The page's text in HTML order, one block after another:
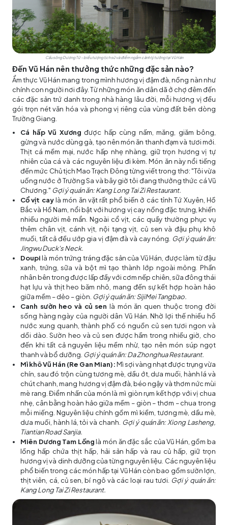
Cầu sông Dương Tử – biểu tượng lịch sử và điểm ngắm cảnh lý tưởng tại Vũ Hán
Đến Vũ Hán nên thưởng thức những đặc sản nào?
Ẩm thực Vũ Hán mang trong mình hương vị đậm đà, nồng nàn như
chính con người nơi đây. Từ những món ăn dân dã ở chợ đêm đến
các đặc sản trứ danh trong nhà hàng lâu đời, mỗi hương vị đều
gói trọn nét văn hóa và phong vị riêng của vùng đất bên dòng
Trường Giang.
Cá hấp Vũ Xương được hấp cùng nấm, măng, giăm bông,
gừng và nước dùng gà, tạo nên món ăn thanh đạm và tươi mới.
Thịt cá mềm mại, nước hấp nhẹ nhàng, giữ trọn hương vị tự
nhiên của cá và các nguyên liệu đi kèm. Món ăn này nổi tiếng
đến mức Chủ tịch Mao Trạch Đông từng viết trong thơ: "Tôi vừa
uống nước ở Trường Sa và bây giờ tôi đang thưởng thức cá Vũ
Chương." Gợi ý quán ăn: Kang Long Tai Zi Restaurant.
Cổ vịt caylà món ăn vặt rất phổ biến ở các tỉnh Tứ Xuyên, Hồ
Bắc và Hồ Nam, nổi bật với hương vị cay nồng đặc trưng, khiến
nhiều người mê mẩn. Ngoài cổ vịt, các quầy thường phục vụ
thêm chân vịt, cánh vịt, nội tạng vịt, củ sen và đậu phụ khô
muối, tất cả đều ướp gia vị đậm đà và cay nóng. Gợi ý quán ăn:
Jingwu Duck's Neck.
Doupilà món trứng tráng đặc sản của Vũ Hán, được làm từ đậu
xanh, trứng, sữa và bột mì tạo thành lớp ngoài mỏng. Phần
nhân bên trong được lấp đầy với cơm nếp chiên, sữa đông thái
hạt lựu và thịt heo băm nhỏ, mang đến sự kết hợp hoàn hảo
giữa mềm – dẻo – giòn. Gợi ý quán ăn: SijiMei Tangbao.
Canh sườn heo và củ sen là món ăn quen thuộc trong đời
sống hàng ngày của người dân Vũ Hán. Nhờ lợi thế nhiều hồ
nước xung quanh, thành phố có nguồn củ sen tươi ngon và
dồi dào. Sườn heo và củ sen được hầm trong nhiều giờ, cho
đến khi tất cả nguyên liệu mềm nhừ, tạo nên món súp ngọt
thanh và bổ dưỡng. Gợi ý quán ăn: Da Zhonghua Restaurant.
Mì khô Vũ Hán (Re Gan Mian):Mì sợi vàng nhạt được trụng vừa
chín, sau đó trộn cùng tương mè, dầu ớt, dưa muối, hành lá và
chút chanh, mang hương vị đậm đà, béo ngậy và thơm nức mùi
mè rang. Điểm nhấn của món là mì giòn rụm kết hợp với vị chua
nhẹ, cân bằng hoàn hảo giữa mềm – giòn – thơm – chua trong
mỗi miếng. Nguyên liệu chính gồm mì kiềm, tương mè, dầu mè,
dưa muối, hành lá, tỏi và chanh. Gợi ý quán ăn:Xiong Lasheng,
Tiantian Road Sanjia.
Miên Dương Tam Lồnglà món ăn đặc sắc của Vũ Hán, gồm ba
lồng hấp chứa thịt hấp, hải sản hấp và rau củ hấp, giữ trọn
hương vị và dinh dưỡng của từng nguyên liệu. Các nguyên liệu
phổ biến trong các món hấp tại Vũ Hán còn bao gồm sườn lợn,
thịt viên, cá, củ sen, bí ngô và các loại rau tươi. Gợi ý quán ăn:
Kang Long Tai Zi Restaurant.